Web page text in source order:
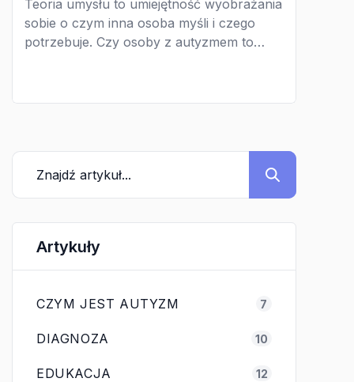
Teoria umysłu to umiejętność wyobrażania
sobie o czym inna osoba myśli i czego
potrzebuje. Czy osoby z autyzmem to
Artykuły
CZYM JEST AUTYZM 7
DIAGNOZA 10
EDUKACJA 12